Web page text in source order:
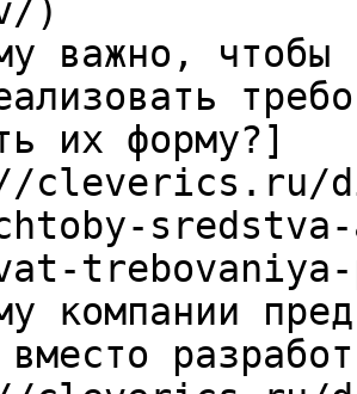
)
важно, чтобы
их форму?]
cleverics.ru/
компании
вместо